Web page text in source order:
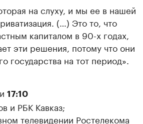
на слуху, и мы ее в нашей
(…) Это то, что
капиталом в 90-х годах,
эти решения, потому что они
государства на тот период».
и 17:10
и РБК Кавказ;
телевидении Ростелекома